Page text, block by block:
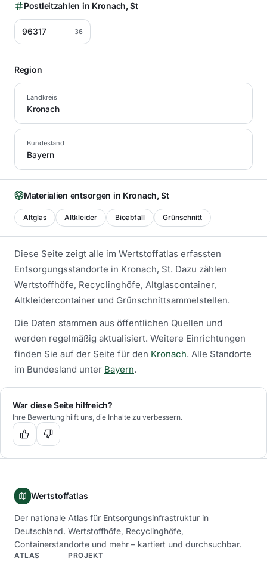
Postleitzahlen in Kronach, St
96317 36
Region
Landkreis
Kronach
Bundesland
Bayern
Materialien entsorgen in Kronach, St
Altglas Altkleider Bioabfall Grünschnitt
Diese Seite zeigt alle im Wertstoffatlas erfassten
Entsorgungsstandorte in Kronach, St. Dazu zählen
Wertstoffhöfe, Recyclinghöfe, Altglascontainer,
Altkleidercontainer und Grünschnittsammelstellen.
Die Daten stammen aus öffentlichen Quellen und
werden regelmäßig aktualisiert. Weitere Einrichtungen
finden Sie auf der Seite für den Kronach. Alle Standorte
im Bundesland unter Bayern.
War diese Seite hilfreich?
Ihre Bewertung hilft uns, die Inhalte zu verbessern.
Wertstoffatlas
Der nationale Atlas für Entsorgungsinfrastruktur in
Deutschland. Wertstoffhöfe, Recyclinghöfe,
Containerstandorte und mehr – kartiert und durchsuchbar.
ATLAS PROJEKT